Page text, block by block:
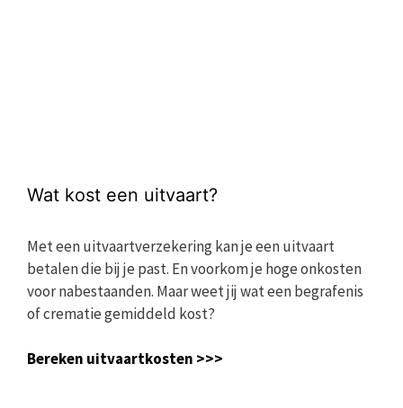
Wat kost een uitvaart?
Met een uitvaartverzekering kan je een uitvaart
betalen die bij je past. En voorkom je hoge onkosten
voor nabestaanden. Maar weet jij wat een begrafenis
of crematie gemiddeld kost?
Bereken uitvaartkosten >>>